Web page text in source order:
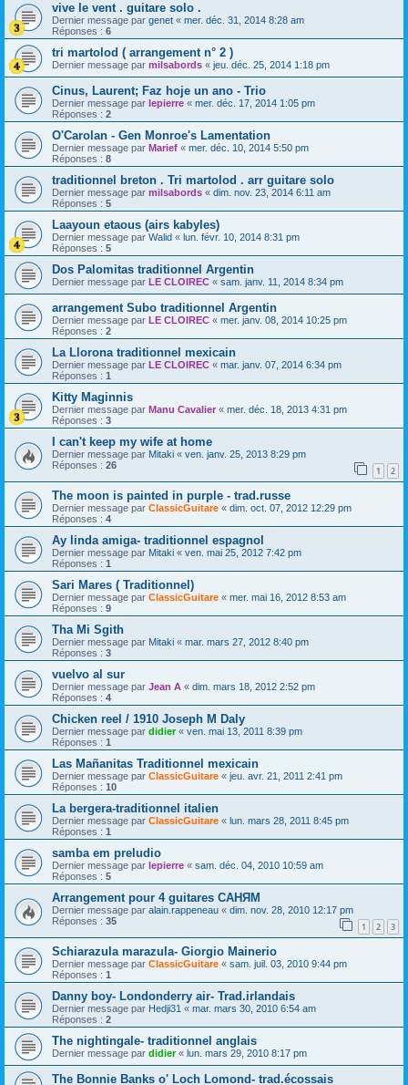
vive le vent . guitare solo .
Dernier message par genet « mer. déc. 31, 2014 8:28 am
Réponses : 6
tri martolod ( arrangement n° 2 )
Dernier message par milsabords « jeu. déc. 25, 2014 1:18 pm
Cinus, Laurent; Faz hoje un ano - Trio
Dernier message par lepierre « mer. déc. 17, 2014 1:05 pm
Réponses : 2
O'Carolan - Gen Monroe's Lamentation
Dernier message par Marief « mer. déc. 10, 2014 5:50 pm
Réponses : 8
traditionnel breton . Tri martolod . arr guitare solo
Dernier message par milsabords « dim. nov. 23, 2014 6:11 am
Réponses : 5
Laayoun etaous (airs kabyles)
Dernier message par Walid « lun. févr. 10, 2014 8:31 pm
Réponses : 5
Dos Palomitas traditionnel Argentin
Dernier message par LE CLOIREC « sam. janv. 11, 2014 8:34 pm
arrangement Subo traditionnel Argentin
Dernier message par LE CLOIREC « mer. janv. 08, 2014 10:25 pm
Réponses : 2
La Llorona traditionnel mexicain
Dernier message par LE CLOIREC « mar. janv. 07, 2014 6:34 pm
Réponses : 1
Kitty Maginnis
Dernier message par Manu Cavalier « mer. déc. 18, 2013 4:31 pm
Réponses : 3
I can't keep my wife at home
Dernier message par Mitaki « ven. janv. 25, 2013 8:29 pm
Réponses : 26 1 2
The moon is painted in purple - trad.russe
Dernier message par ClassicGuitare « dim. oct. 07, 2012 12:29 pm
Réponses : 4
Ay linda amiga- traditionnel espagnol
Dernier message par Mitaki « ven. mai 25, 2012 7:42 pm
Réponses : 1
Sari Mares ( Traditionnel)
Dernier message par ClassicGuitare « mer. mai 16, 2012 8:53 am
Réponses : 9
Tha Mi Sgith
Dernier message par Mitaki « mar. mars 27, 2012 8:40 pm
Réponses : 3
vuelvo al sur
Dernier message par Jean A « dim. mars 18, 2012 2:52 pm
Réponses : 4
Chicken reel / 1910 Joseph M Daly
Dernier message par didier« ven. mai 13, 2011 8:39 pm
Réponses : 1
Las Mañanitas Traditionnel mexicain
Dernier message par ClassicGuitare « jeu. avr. 21, 2011 2:41 pm
Réponses : 10
La bergera-traditionnel italien
Dernier message par ClassicGuitare « lun. mars 28, 2011 8:45 pm
Réponses : 1
samba em preludio
Dernier message par lepierre « sam. déc. 04, 2010 10:59 am
Réponses : 5
Arrangement pour 4 guitares САНЯМ
Dernier message par alain.rappeneau « dim. nov. 28, 2010 12:17 pm
Réponses : 35 1 2 3
Schiarazula marazula- Giorgio Mainerio
Dernier message par ClassicGuitare « sam. juil. 03, 2010 9:44 pm
Réponses : 1
Danny boy- Londonderry air- Trad.irlandais
Dernier message par Hedji31 « mar. mars 30, 2010 6:54 am
Réponses : 2
The nightingale- traditionnel anglais
Dernier message par didier« lun. mars 29, 2010 8:17 pm
The Bonnie Banks o' Loch Lomond- trad.écossais